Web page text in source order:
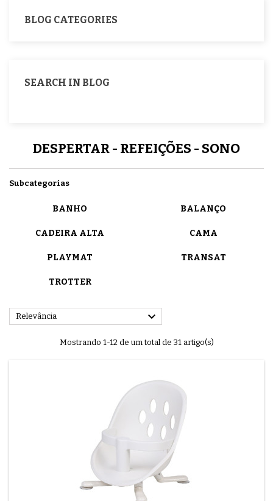
BLOG CATEGORIES
SEARCH IN BLOG
DESPERTAR - REFEIÇÕES - SONO
Subcategorias
BANHO BALANÇO
CADEIRA ALTA CAMA
PLAYMAT TRANSAT
TROTTER
Relevância 
Mostrando 1-12 de um total de 31 artigo(s)